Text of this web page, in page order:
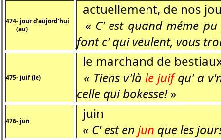
474- jour d'aujord'hui
(au)
actuellement, de nos
« C' est quand méme
font c' qui veulent, vous
475- juif (le)
le marchand de
« Tiens v'là le juifqu' a
celle qui bokesse!»
476- jun
juin
« C' est en jun que les